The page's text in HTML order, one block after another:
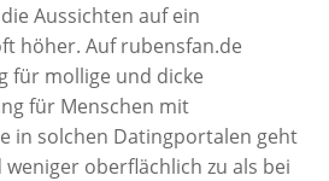
Aussichten auf ein
höher. Auf rubensfan.de
für mollige und dicke
für Menschen mit
in solchen Datingportalen geht
oberflächlich zu als bei